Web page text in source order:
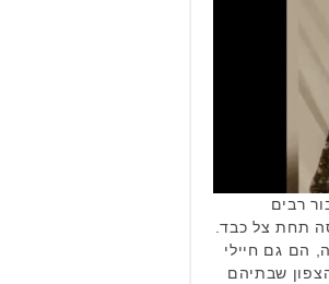
(ב', 1.9), אך עבור רבים
תחת צל כבד.
הם גם חיילי
שבתיהם